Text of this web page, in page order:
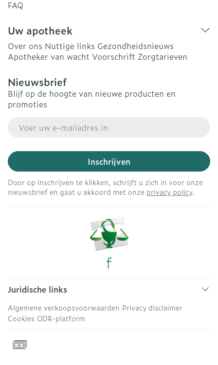
FAQ
Uw apotheek
Over ons Nuttige links Gezondheidsnieuws
Apotheker van wacht Voorschrift Zorgtarieven
Nieuwsbrief
Blijf op de hoogte van nieuwe producten en
promoties
Inschrijven
Door op inschrijven te klikken, schrijft u zich in voor onze
nieuwsbrief en gaat u akkoord met onze privacy policy.
Juridische links
Algemene verkoopsvoorwaarden Privacy disclaimer
Cookies ODR-platform